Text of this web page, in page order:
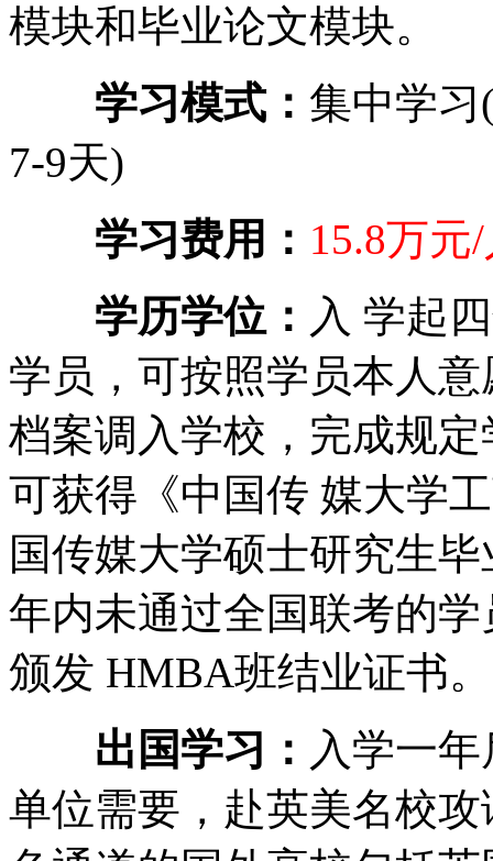
模块和毕业论文模块。
学习模式： 集中学
7-9天)
学习费用： 15.8万元
学历学位： 入 学起
学员，可按照学员本人
档案调入学校，完成规
可获得《中国传 媒大学
国传媒大学硕士研究生
年内未通过全国联考的
颁发 HMBA班结业证书。
出国学习： 入学一
单位需要，赴英美名校